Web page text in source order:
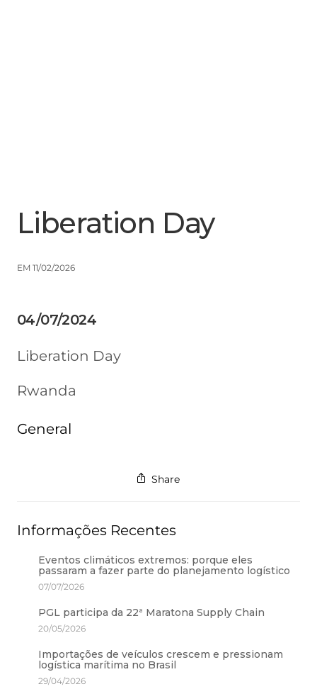
Liberation Day
EM 11/02/2026
04/07/2024
Liberation Day
Rwanda
General
Share
Informações Recentes
Eventos climáticos extremos: porque eles
passaram a fazer parte do planejamento logístico
07/07/2026
PGL participa da 22ª Maratona Supply Chain
20/05/2026
Importações de veículos crescem e pressionam
logística marítima no Brasil
29/04/2026